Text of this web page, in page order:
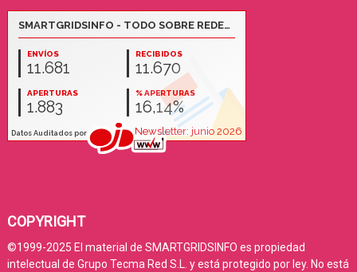
COPYRIGHT
©1999-2025 El material de SMARTGRIDSINFO es propiedad
intelectual de Grupo Tecma Red S.L. y está protegido por ley. No está